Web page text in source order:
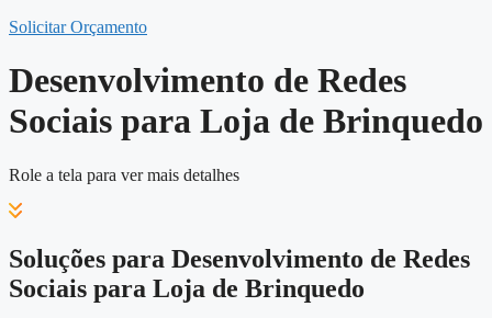
Solicitar Orçamento
Desenvolvimento de Redes
Sociais para Loja de Brinquedo
Role a tela para ver mais detalhes
Soluções para Desenvolvimento de Redes
Sociais para Loja de Brinquedo